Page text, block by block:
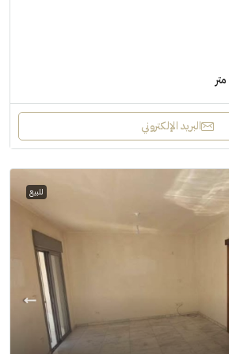
البريد الإلكتروني
للبيع